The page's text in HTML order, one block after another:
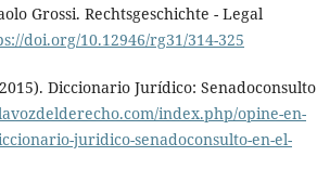
Grossi. Rechtsgeschichte - Legal
doi.org/10.12946/rg31/314-325
Diccionario Jurídico: Senadoconsulto
index.php/opine-en-
juridico-senadoconsulto-en-el-